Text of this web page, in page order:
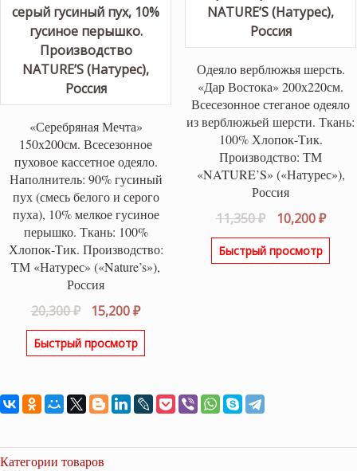
«Серебряная Мечта»
150х200см. Всесезонное
пуховое кассетное одеяло.
Наполнитель: 90% гусиный
пух (смесь белого и серого
пуха), 10% мелкое гусиное
перышко. Ткань: 100%
Хлопок-Тик. Производство:
ТМ «Натурес» («Nature’s»),
Россия
20,300₽
Первоначальная
цена
составляла
15,200₽Текущая
цена:
Быстрый просмотр
Одеяло верблюжья шерсть.
«Дар Востока» 200х220см.
Всесезонное стеганое одеяло
из верблюжьей шерсти. Ткань:
100% Хлопок-Тик.
Производство: ТМ
«NATURE’S» («Натурес»),
Россия
11,350₽
цена
составляла
10,200₽
Быстрый просмотр
Категории товаров